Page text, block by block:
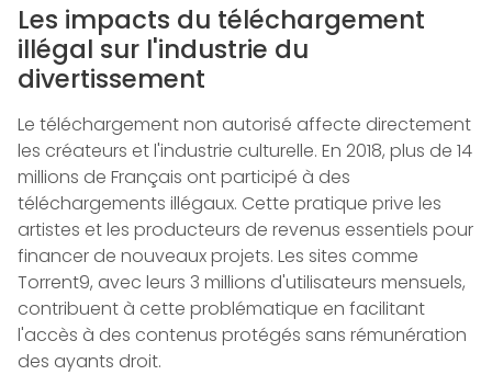
Les impacts du téléchargement
illégal sur l'industrie du
divertissement
Le téléchargement non autorisé affecte directement
les créateurs et l'industrie culturelle. En 2018, plus de 14
millions de Français ont participé à des
téléchargements illégaux. Cette pratique prive les
artistes et les producteurs de revenus essentiels pour
financer de nouveaux projets. Les sites comme
Torrent9, avec leurs 3 millions d'utilisateurs mensuels,
contribuent à cette problématique en facilitant
l'accès à des contenus protégés sans rémunération
des ayants droit.